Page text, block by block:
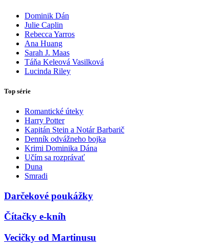
Dominik Dán
Julie Caplin
Rebecca Yarros
Ana Huang
Sarah J. Maas
Táňa Keleová Vasilková
Lucinda Riley
Top série
Romantické úteky
Harry Potter
Kapitán Stein a Notár Barbarič
Denník odvážneho bojka
Krimi Dominika Dána
Učím sa rozprávať
Duna
Smradi
Darčekové poukážky
Čítačky e-kníh
Vecičky od Martinusu